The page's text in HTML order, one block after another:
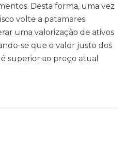
Desta forma, uma vez
volte a patamares
uma valorização de ativos
se que o valor justo dos
superior ao preço atual